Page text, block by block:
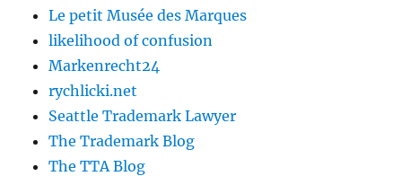
Le petit Musée des Marques
likelihood of confusion
Markenrecht24
rychlicki.net
Seattle Trademark Lawyer
The Trademark Blog
The TTA Blog